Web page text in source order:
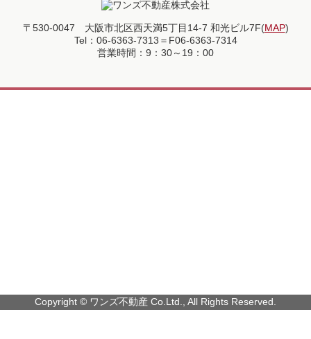
〒530-0047 大阪市北区西天満5丁目14-7 和光ビル7F(MAP)
Tel：06-6363-7313＝F06-6363-7314
営業時間：9：30～19：00
Copyright © ワンズ不動産 Co.Ltd., All Rights Reserved.